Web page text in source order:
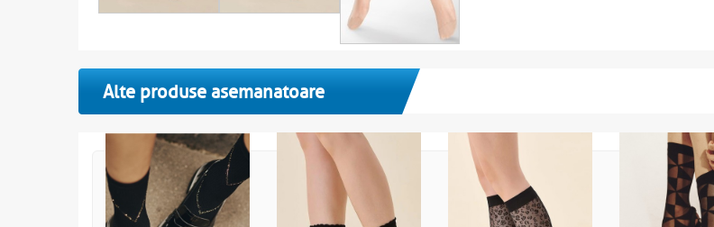
Alte produse asemanatoare